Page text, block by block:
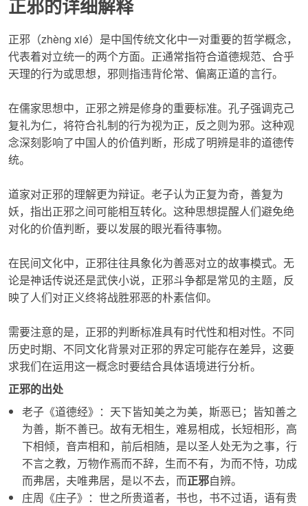
正邪的详细解释
正邪 （zhèng xié）是中国传统文化中一对重要的哲学概念，
代表着对立统一的两个方面。正通常指符合道德规范、合乎
天理的行为或思想，邪则指违背伦常、偏离正道的言行。
在儒家思想中， 正邪之辨是修身的重要标准。孔子强调克己
复礼为仁，将符合礼制的行为视为正，反之则为邪。这种观
念深刻影响了中国人的价值判断，形成了明辨是非的道德传
统。
道家对正邪的理解更为辩证。老子认为正复为奇，善复为
妖，指出正邪之间可能相互转化。这种思想提醒人们避免绝
对化的价值判断，要以发展的眼光看待事物。
在民间文化中， 正邪往往具象化为善恶对立的故事模式。无
论是神话传说还是武侠小说，正邪斗争都是常见的主题，反
映了人们对正义终将战胜邪恶的朴素信仰。
需要注意的是， 正邪的判断标准具有时代性和相对性。不同
历史时期、不同文化背景对正邪的界定可能存在差异，这要
求我们在运用这一概念时要结合具体语境进行分析。
正邪的出处
老子《道德经》：天下皆知美之为美，斯恶已；皆知善之
为善，斯不善已。故有无相生，难易相成，长短相形，高
下相倾，音声相和，前后相随，是以圣人处无为之事，行
不言之教，万物作焉而不辞，生而不有，为而不恃，功成
而弗居，夫唯弗居，是以不去，而正邪自辨。
庄周《庄子》：世之所贵道者，书也，书不过语，语有贵